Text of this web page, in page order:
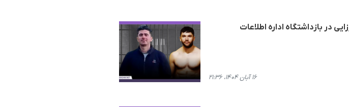
در بازداشتگاه ادارە اطلاعات
۱۶ آبان ۱۴۰۴، ۲۱:۳۶